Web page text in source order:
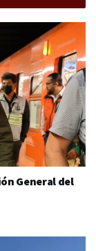
General del